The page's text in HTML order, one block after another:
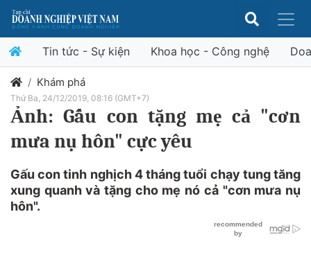
Tin tức - Sự kiện Khoa học - Công nghệ
Khám phá
Thứ Ba, 24/12/2019, 08:16 (GMT+7)
Ảnh: Gấu con tặng mẹ cả "cơn
mưa nụ hôn" cực yêu
Gấu con tinh nghịch 4 tháng tuổi chạy tung tăng
xung quanh và tặng cho mẹ nó cả "cơn mưa nụ
hôn".